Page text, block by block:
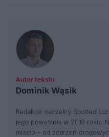
Autor tekstu
Dominik Wąsik
Redaktor naczelny Spotted
jego powstania w 2016 roku.
miasto – od zdarzeń